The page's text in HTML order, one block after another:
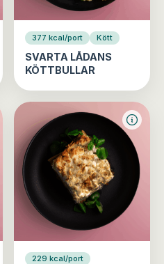
377 kcal/port Kött
SVARTA LÅDANS
KÖTTBULLAR
229 kcal/port